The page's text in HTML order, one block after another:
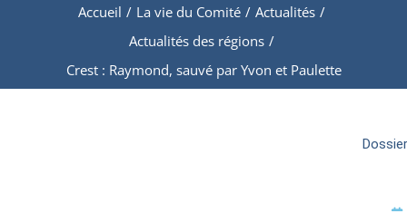
Accueil / La vie du Comité / Actualités /
Actualités des régions /
Crest : Raymond, sauvé par Yvon et Paulette